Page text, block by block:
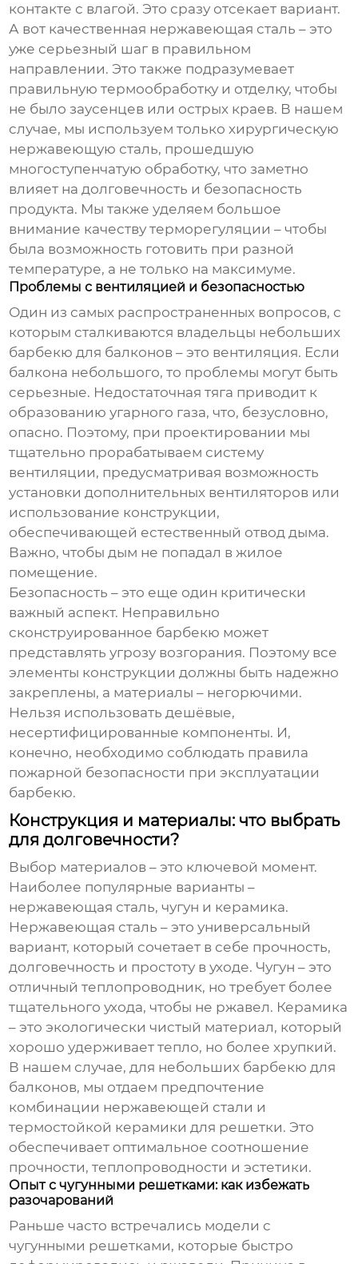
контакте с влагой. Это сразу отсекает вариант.
А вот качественная нержавеющая сталь – это
уже серьезный шаг в правильном
направлении. Это также подразумевает
правильную термообработку и отделку, чтобы
не было заусенцев или острых краев. В нашем
случае, мы используем только хирургическую
нержавеющую сталь, прошедшую
многоступенчатую обработку, что заметно
влияет на долговечность и безопасность
продукта. Мы также уделяем большое
внимание качеству терморегуляции – чтобы
была возможность готовить при разной
температуре, а не только на максимуме.
Проблемы с вентиляцией и безопасностью
Один из самых распространенных вопросов, с
которым сталкиваются владельцы небольших
барбекю для балконов – это вентиляция. Если
балкона небольшого, то проблемы могут быть
серьезные. Недостаточная тяга приводит к
образованию угарного газа, что, безусловно,
опасно. Поэтому, при проектировании мы
тщательно прорабатываем систему
вентиляции, предусматривая возможность
установки дополнительных вентиляторов или
использование конструкции,
обеспечивающей естественный отвод дыма.
Важно, чтобы дым не попадал в жилое
помещение.
Безопасность – это еще один критически
важный аспект. Неправильно
сконструированное барбекю может
представлять угрозу возгорания. Поэтому все
элементы конструкции должны быть надежно
закреплены, а материалы – негорючими.
Нельзя использовать дешёвые,
несертифицированные компоненты. И,
конечно, необходимо соблюдать правила
пожарной безопасности при эксплуатации
барбекю.
Конструкция и материалы: что выбрать
для долговечности?
Выбор материалов – это ключевой момент.
Наиболее популярные варианты –
нержавеющая сталь, чугун и керамика.
Нержавеющая сталь – это универсальный
вариант, который сочетает в себе прочность,
долговечность и простоту в уходе. Чугун – это
отличный теплопроводник, но требует более
тщательного ухода, чтобы не ржавел. Керамика
– это экологически чистый материал, который
хорошо удерживает тепло, но более хрупкий.
В нашем случае, для небольших барбекю для
балконов, мы отдаем предпочтение
комбинации нержавеющей стали и
термостойкой керамики для решетки. Это
обеспечивает оптимальное соотношение
прочности, теплопроводности и эстетики.
Опыт с чугунными решетками: как избежать
разочарований
Раньше часто встречались модели с
чугунными решетками, которые быстро